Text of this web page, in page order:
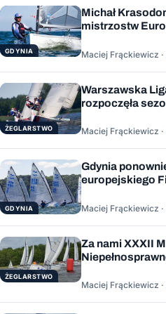
GDYNIA
Michał
mistrzostw
Maciej Frąckiewicz ·
ŻEGLARSTWO
Warszawska
rozpoczęła
Maciej Frąckiewicz ·
GDYNIA
Gdynia
europejskiego
Maciej Frąckiewicz ·
ŻEGLARSTWO
Za nami XXXII
Maciej Frąckiewicz ·